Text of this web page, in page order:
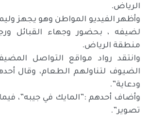
الرياض.
وأظهر الفيديو المواطن وهو يجهز
لضيفه ، بحضور وجهاء القبائل
منطقة الرياض.
وانتقد رواد مواقع التواصل
الضيوف لتناولهم الطعام، وقال
ودعاية”.
وأضاف أحدهم :”المايك في جيبه”،
تصوير”.